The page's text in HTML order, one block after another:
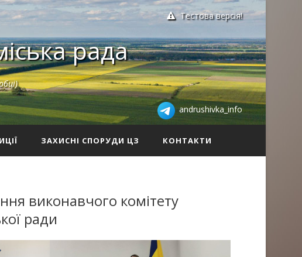
Тестова версія!
рада
andrushivka_info
ЗАХИСНІ СПОРУДИ ЦЗ КОНТАКТИ
виконавчого комітету
ради